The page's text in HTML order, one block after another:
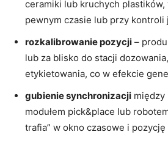
ceramiki lub kruchych
pewnym czasie lub przy kontroli
rozkalibrowanie pozycji –
lub za blisko do stacji
etykietowania, co w efekcie
gubienie synchronizacji między
modułem pick&place lub
trafia” w okno czasowe i